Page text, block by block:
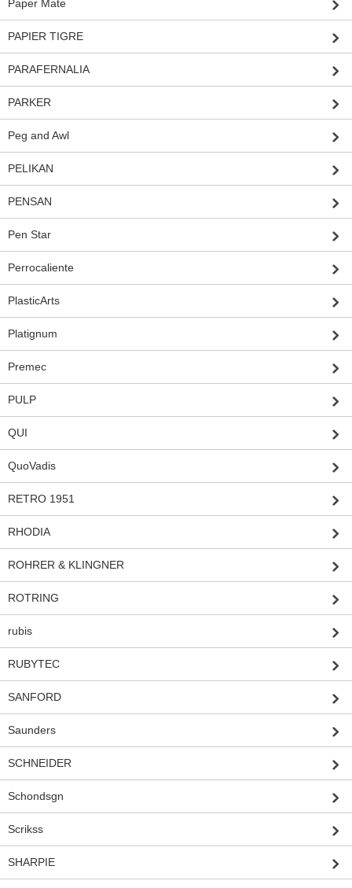
Paper Mate
PAPIER TIGRE
PARAFERNALIA
PARKER
Peg and Awl
PELIKAN
PENSAN
Pen Star
Perrocaliente
PlasticArts
Platignum
Premec
PULP
QUI
QuoVadis
RETRO 1951
RHODIA
ROHRER & KLINGNER
ROTRING
rubis
RUBYTEC
SANFORD
Saunders
SCHNEIDER
Schondsgn
Scrikss
SHARPIE